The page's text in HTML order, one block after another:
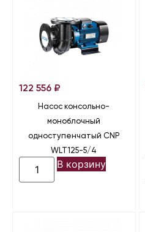
122 556 ₽
Насос консольно-
моноблочный
одноступенчатый CNP
WLT125-5/4
В корзину